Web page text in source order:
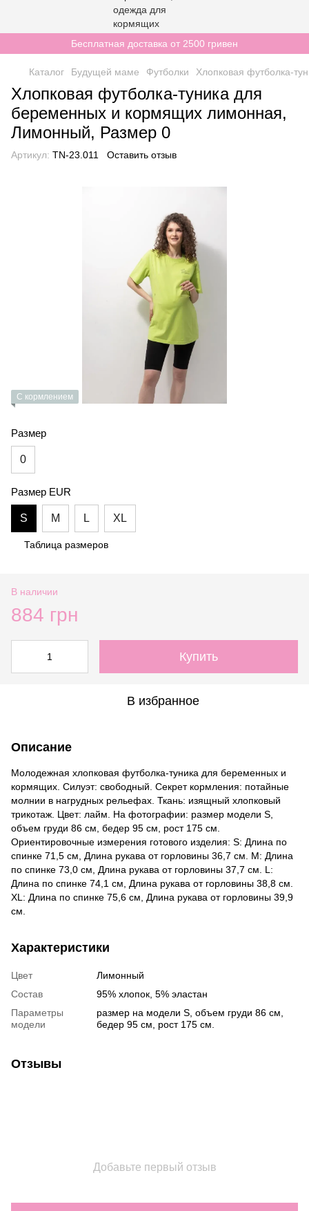
Бесплатная доставка от 2500 гривен
Каталог Будущей маме Футболки Хлопковая футболка-
Хлопковая футболка-туника для
беременных и кормящих лимонная,
Лимонный, Размер 0
Артикул: TN-23.011 Оставить отзыв
С кормлением
Размер
0
Размер EUR
S M L XL
Таблица размеров
В наличии
884 грн
Купить
В избранное
Описание
Молодежная хлопковая футболка-туника для беременных и
кормящих. Силуэт: свободный. Секрет кормления: потайные
молнии в нагрудных рельефах. Ткань: изящный хлопковый
трикотаж. Цвет: лайм. На фотографии: размер модели S,
объем груди 86 см, бедер 95 см, рост 175 см.
Ориентировочные измерения готового изделия: S: Длина по
спинке 71,5 см, Длина рукава от горловины 36,7 см. M: Длина
по спинке 73,0 см, Длина рукава от горловины 37,7 см. L:
Длина по спинке 74,1 см, Длина рукава от горловины 38,8 см.
ХL: Длина по спинке 75,6 см, Длина рукава от горловины 39,9
см.
Характеристики
Цвет
Лимонный
Состав
95% хлопок, 5% эластан
Параметры
модели
размер на модели S, объем груди 86 см,
бедер 95 см, рост 175 см.
Отзывы
Добавьте первый отзыв